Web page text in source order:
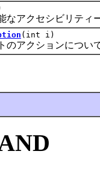
クセシビリティ
(int i)
アクションについ